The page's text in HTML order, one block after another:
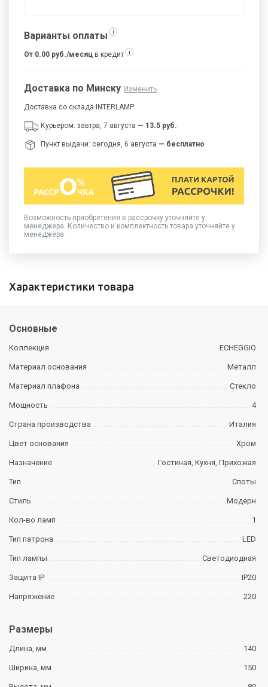
Варианты оплаты i
От 0.00 руб./месяц в кредит i
Доставка по Минску Изменить
Доставка со склада INTERLAMP
Курьером: завтра, 7 августа — 13.5 руб.
Пункт выдачи: сегодня, 6 августа — бесплатно
Возможность приобретения в рассрочку уточняйте у
менеджера. Количество и комплектность товара уточняйте у
менеджера.
Характеристики товара
Основные
Коллекция ECHEGGIO
Материал основания Металл
Материал плафона Стекло
Мощность 4
Страна производства Италия
Цвет основания Хром
Назначение Гостиная, Кухня, Прихожая
Тип Споты
Стиль Модерн
Кол-во ламп 1
Тип патрона LED
Тип лампы Светодиодная
Защита IP IP20
Напряжение 220
Размеры
Длина, мм 140
Ширина, мм 150